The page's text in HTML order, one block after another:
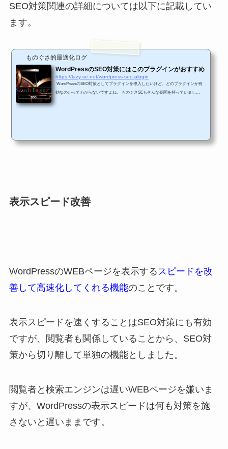
SEO対策関連の詳細については以下に記載してい
ます。
ものぐさ的最適化ログ
WordPressのSEO対策にはこのプラグインがおすすめ
https://lazy-se.net/wordpress-seo-plugin
WordPressのSEO対策としてプラグインを導入したいけど、どのプラグインが有
効なのかってわからないですよね。 ものぐさSEもそんな疑問を持っていまし
表示スピード改善
WordPressのWEBページを表示するスピードを改
善して高速化してくれる機能のことです。
表示スピードを速くすることはSEO対策にも有効
ですが、閲覧者も関係していることから、SEO対
策から切り離して単独の機能としました。
閲覧者と検索エンジンは遅いWEBページを嫌いま
すが、WordPressの表示スピードは何も対策を施
さないと遅いままです。